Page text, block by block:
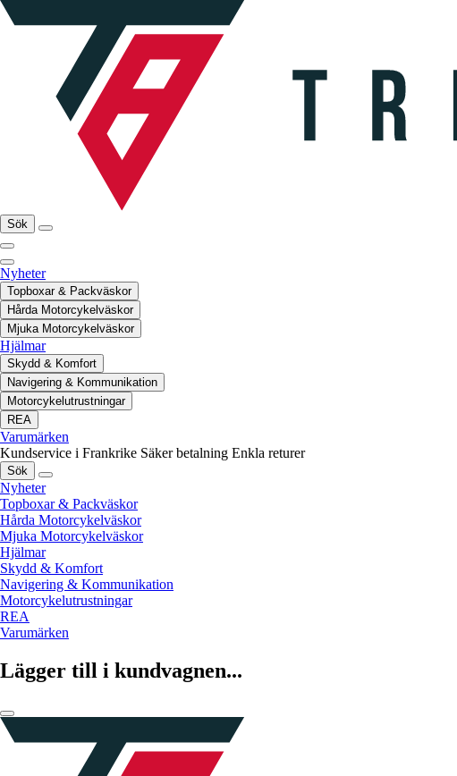
Sök
Nyheter
Topboxar & Packväskor
Hårda Motorcykelväskor
Mjuka Motorcykelväskor
Hjälmar
Skydd & Komfort
Navigering & Kommunikation
Motorcykelutrustningar
REA
Varumärken
Kundservice i Frankrike Säker betalning Enkla returer
Sök
Nyheter
Topboxar & Packväskor
Hårda Motorcykelväskor
Mjuka Motorcykelväskor
Hjälmar
Skydd & Komfort
Navigering & Kommunikation
Motorcykelutrustningar
REA
Varumärken
Lägger till i kundvagnen...